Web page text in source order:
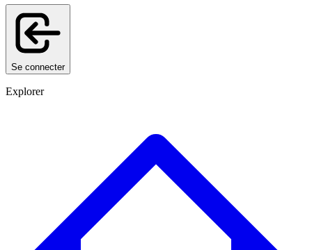
Se connecter
Explorer